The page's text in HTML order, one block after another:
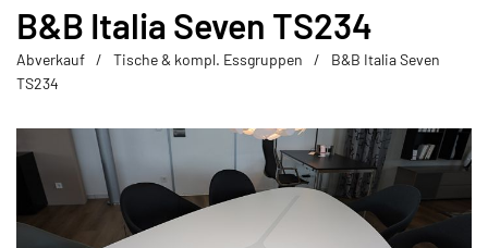
B&B Italia Seven TS234
Abverkauf Tische & kompl. Essgruppen
B&B Italia Seven
TS234